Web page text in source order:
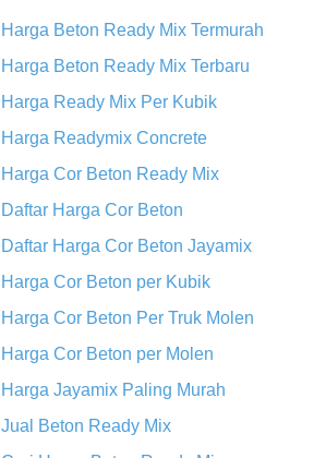
Harga Beton Ready Mix Termurah
Harga Beton Ready Mix Terbaru
Harga Ready Mix Per Kubik
Harga Readymix Concrete
Harga Cor Beton Ready Mix
Daftar Harga Cor Beton
Daftar Harga Cor Beton Jayamix
Harga Cor Beton per Kubik
Harga Cor Beton Per Truk Molen
Harga Cor Beton per Molen
Harga Jayamix Paling Murah
Jual Beton Ready Mix